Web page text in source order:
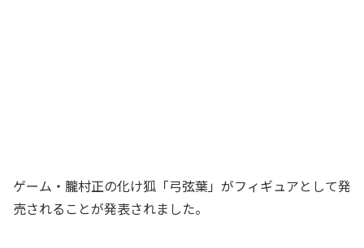
ゲーム・朧村正の化け狐「弓弦葉」がフィギュアとして発
売されることが発表されました。